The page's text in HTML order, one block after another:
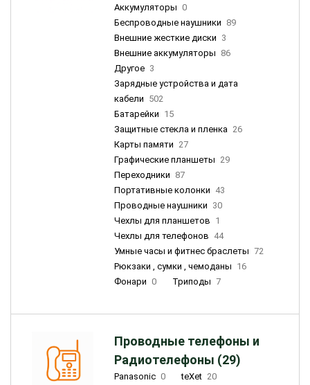
Аккумуляторы 0
Беспроводные наушники 89
Внешние жесткие диски 3
Внешние аккумуляторы 86
Другое 3
Зарядные устройства и дата
кабели 502
Батарейки 15
Защитные стекла и пленка 26
Карты памяти 27
Графические планшеты 29
Переходники 87
Портативные колонки 43
Проводные наушники 30
Чехлы для планшетов 1
Чехлы для телефонов 44
Умные часы и фитнес браслеты 72
Рюкзаки , сумки , чемоданы 16
Фонари 0 Триподы 7
Проводные телефоны и
Радиотелефоны (29)
Panasonic 0 teXet 20